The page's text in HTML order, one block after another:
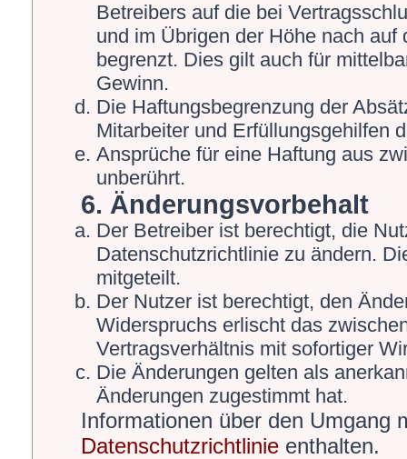
Betreibers auf die bei
und im Übrigen der Höhe nach
begrenzt. Dies gilt auch für
Gewinn.
Die Haftungsbegrenzung der
Mitarbeiter und Erfüllungsgehilfen
Ansprüche für eine Haftung aus
unberührt.
6. Änderungsvorbehalt
Der Betreiber ist berechtigt, die
Datenschutzrichtlinie zu ändern.
mitgeteilt.
Der Nutzer ist berechtigt, den
Widerspruchs erlischt das
Vertragsverhältnis mit sofortiger
Die Änderungen gelten als
Änderungen zugestimmt hat.
Informationen über den Umgang
Datenschutzrichtlinie enthalten.